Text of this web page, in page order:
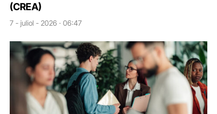
(CREA)
7 - juliol - 2026 · 06:47